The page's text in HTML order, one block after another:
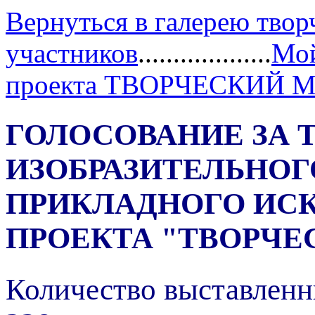
Вернуться в галерею
участников...................
проекта ТВОРЧЕСКИЙ
ГОЛОСОВАНИЕ ЗА
ПРИКЛАДНОГО
ПРОЕКТА
Количество